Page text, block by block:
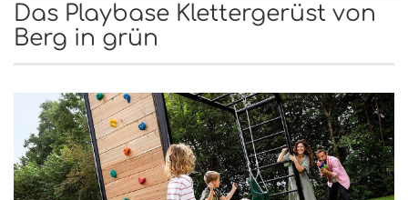
Das Playbase Klettergerüst von
Berg in grün